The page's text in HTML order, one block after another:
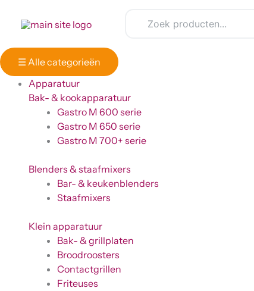
inhoud
☰ Alle categorieën
Apparatuur
Bak- & kookapparatuur
Gastro M 600 serie
Gastro M 650 serie
Gastro M 700+ serie
Blenders & staafmixers
Bar- & keukenblenders
Staafmixers
Klein apparatuur
Bak- & grillplaten
Broodroosters
Contactgrillen
Friteuses